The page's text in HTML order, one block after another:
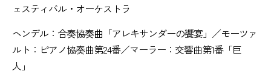
ェスティバル・オーケストラ
ヘンデル：合奏協奏曲「アレキサンダーの饗宴」／モーツァ
ルト：ピアノ協奏曲第24番／マーラー：交響曲第1番「巨
人」